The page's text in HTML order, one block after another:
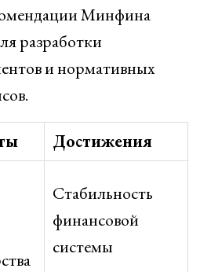
Минфина
разработки
и нормативных
Достижения
Стабильность
финансовой
системы